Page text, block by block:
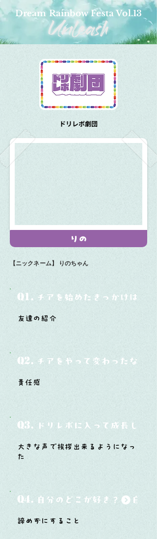
Dream Rainbow Festa Vol.13
ドリレボ劇団
りの
【ニックネーム】 りのちゃん
Q1. チアを始めたきっかけは？
友達の紹介
Q2. チアをやって変わったなと思
責任感
Q3. ドリレボに入って成長した
大きな声で挨拶出来るようになっ
た
Q4. 自分のどこが好き？
諦めずにすること